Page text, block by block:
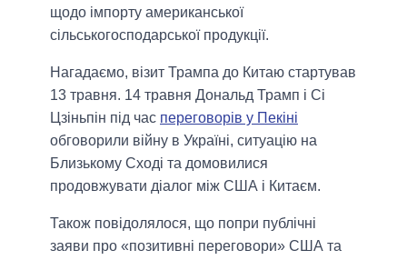
щодо імпорту американської
сільськогосподарської продукції.
Нагадаємо, візит Трампа до Китаю стартував
13 травня. 14 травня Дональд Трамп і Сі
Цзіньпін під час переговорів у Пекіні
обговорили війну в Україні, ситуацію на
Близькому Сході та домовилися
продовжувати діалог між США і Китаєм.
Також повідолялося, що попри публічні
заяви про «позитивні переговори» США та